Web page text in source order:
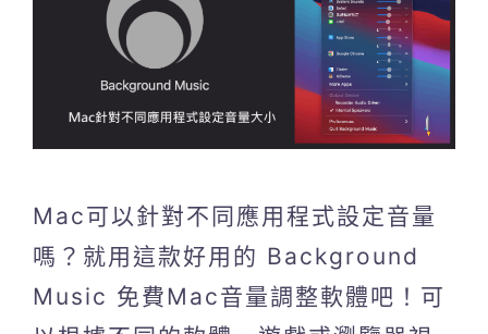
Mac可以針對不同應用程式設定音量
嗎？就用這款好用的 Background
Music 免費Mac音量調整軟體吧！可